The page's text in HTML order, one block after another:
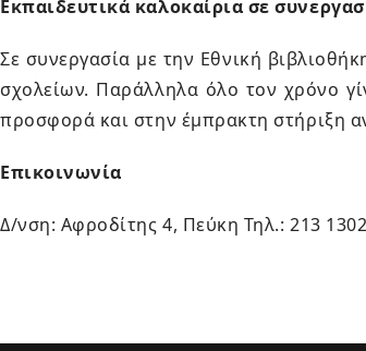
Εκπαιδευτικά καλοκαίρια σε
Σε συνεργασία με την Εθνική
σχολείων. Παράλληλα όλο τον χρόνο
προσφορά και στην έμπρακτη στήριξη
Επικοινωνία
Δ/νση: Αφροδίτης 4, Πεύκη Τηλ.: 213